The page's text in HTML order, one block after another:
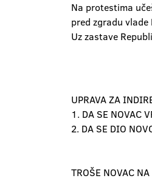
Na protestima
pred zgradu vlade
Uz zastave
UPRAVA ZA
1. DA SE NOVAC
2. DA SE DIO
TROŠE NOVAC